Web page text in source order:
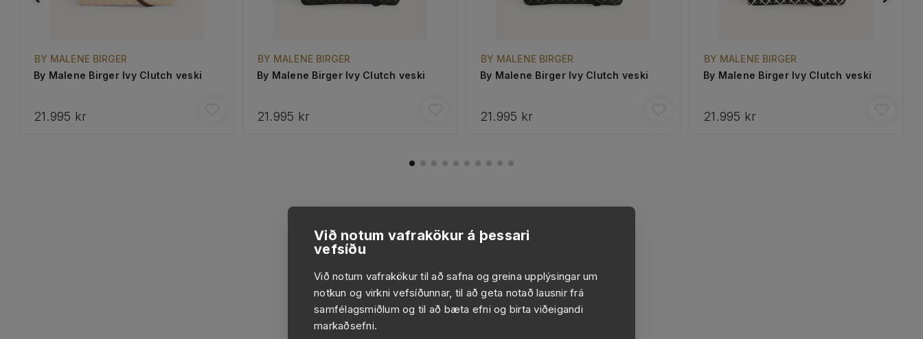
Við notum vafrakökur á þessari
vefsíðu
Við notum vafrakökur til að safna og greina upplýsingar um
notkun og virkni vefsíðunnar, til að geta notað lausnir frá
samfélagsmiðlum og til að bæta efni og birta viðeigandi
markaðsefni.
BY MALENE BIRGER
By Malene Birger Ivy Clutch veski
21.995 kr
BY MALENE BIRGER
By Malene Birger Ivy Clutch veski
21.995 kr
BY MALENE BIRGER
By Malene Birger Ivy Clutch veski
21.995 kr
BY MALENE BIRGER
By Malene Birger Ivy Clutch veski
21.995 kr